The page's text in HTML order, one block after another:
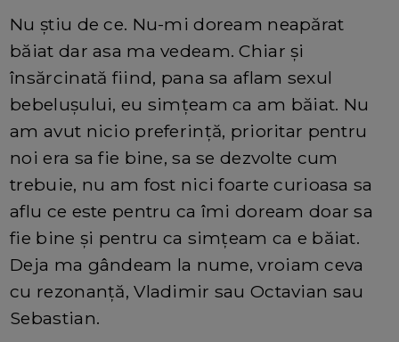
Nu știu de ce. Nu-mi doream neapărat
băiat dar asa ma vedeam. Chiar și
însărcinată fiind, pana sa aflam sexul
bebelușului, eu simțeam ca am băiat. Nu
am avut nicio preferință, prioritar pentru
noi era sa fie bine, sa se dezvolte cum
trebuie, nu am fost nici foarte curioasa sa
aflu ce este pentru ca îmi doream doar sa
fie bine și pentru ca simțeam ca e băiat.
Deja ma gândeam la nume, vroiam ceva
cu rezonanță, Vladimir sau Octavian sau
Sebastian.